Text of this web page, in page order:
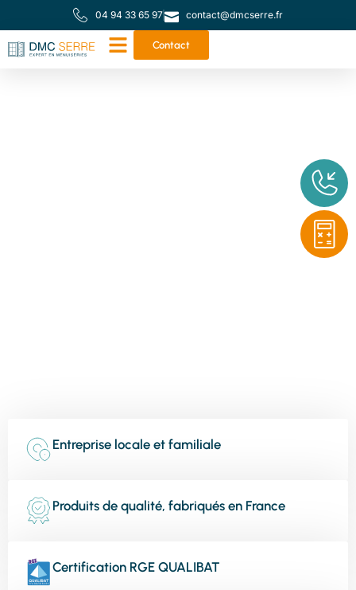
04 94 33 65 97 contact@dmcserre.fr
Contact
Votre partenaire de
proximité pour toutes
Entreprise locale et familiale
Produits de qualité, fabriqués en France
Certification RGE QUALIBAT